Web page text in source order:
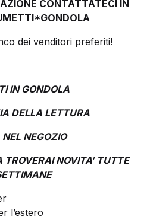
CONTATTATECI IN
dei venditori preferiti!
IN GONDOLA
DELLA LETTURA
NEGOZIO
NOVITA’ TUTTE
l’estero